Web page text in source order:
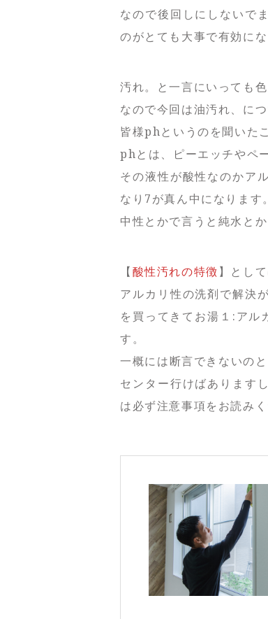
なので後回しにしないで
のがとても大事で有効にな
汚れ。と一言にいっても色
なので今回は油汚れ、に
皆様phというのを聞いた
phとは、ピーエッチやペ
その液性が酸性なのかア
なり7が真ん中になります
中性とかで言うと純水と
【酸性汚れの特徴】とし
アルカリ性の洗剤で解決
を買ってきてお湯１:アル
す。
一概には断言できないの
センター行けばあります
は必ず注意事項をお読みく